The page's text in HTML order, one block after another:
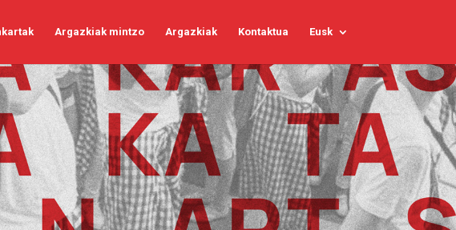
Argazkiak mintzo Argazkiak Kontaktua Eusk